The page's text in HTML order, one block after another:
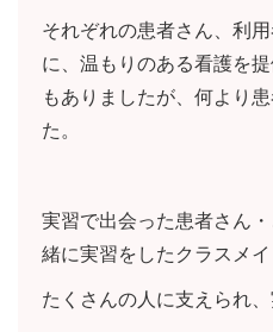
それぞれの患者さん、利
に、温もりのある看護を
もありましたが、何より
た。
実習で出会った患者さん
緒に実習をしたクラスメイ
たくさんの人に支えられ